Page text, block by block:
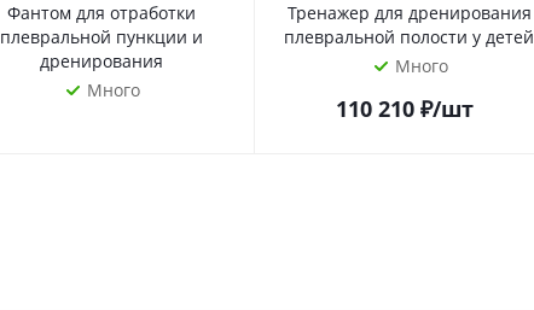
Фантом для отработки
плевральной пункции и
дренирования
Много
Тренажер для дренирования
плевральной полости у детей
Много
110 210 ₽/шт